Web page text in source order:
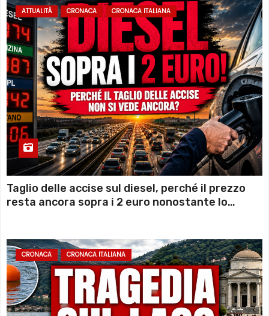
ATTUALITÀ CRONACA CRONACA ITALIANA
Taglio delle accise sul diesel, perché il prezzo
resta ancora sopra i 2 euro nonostante lo
CRONACA CRONACA ITALIANA